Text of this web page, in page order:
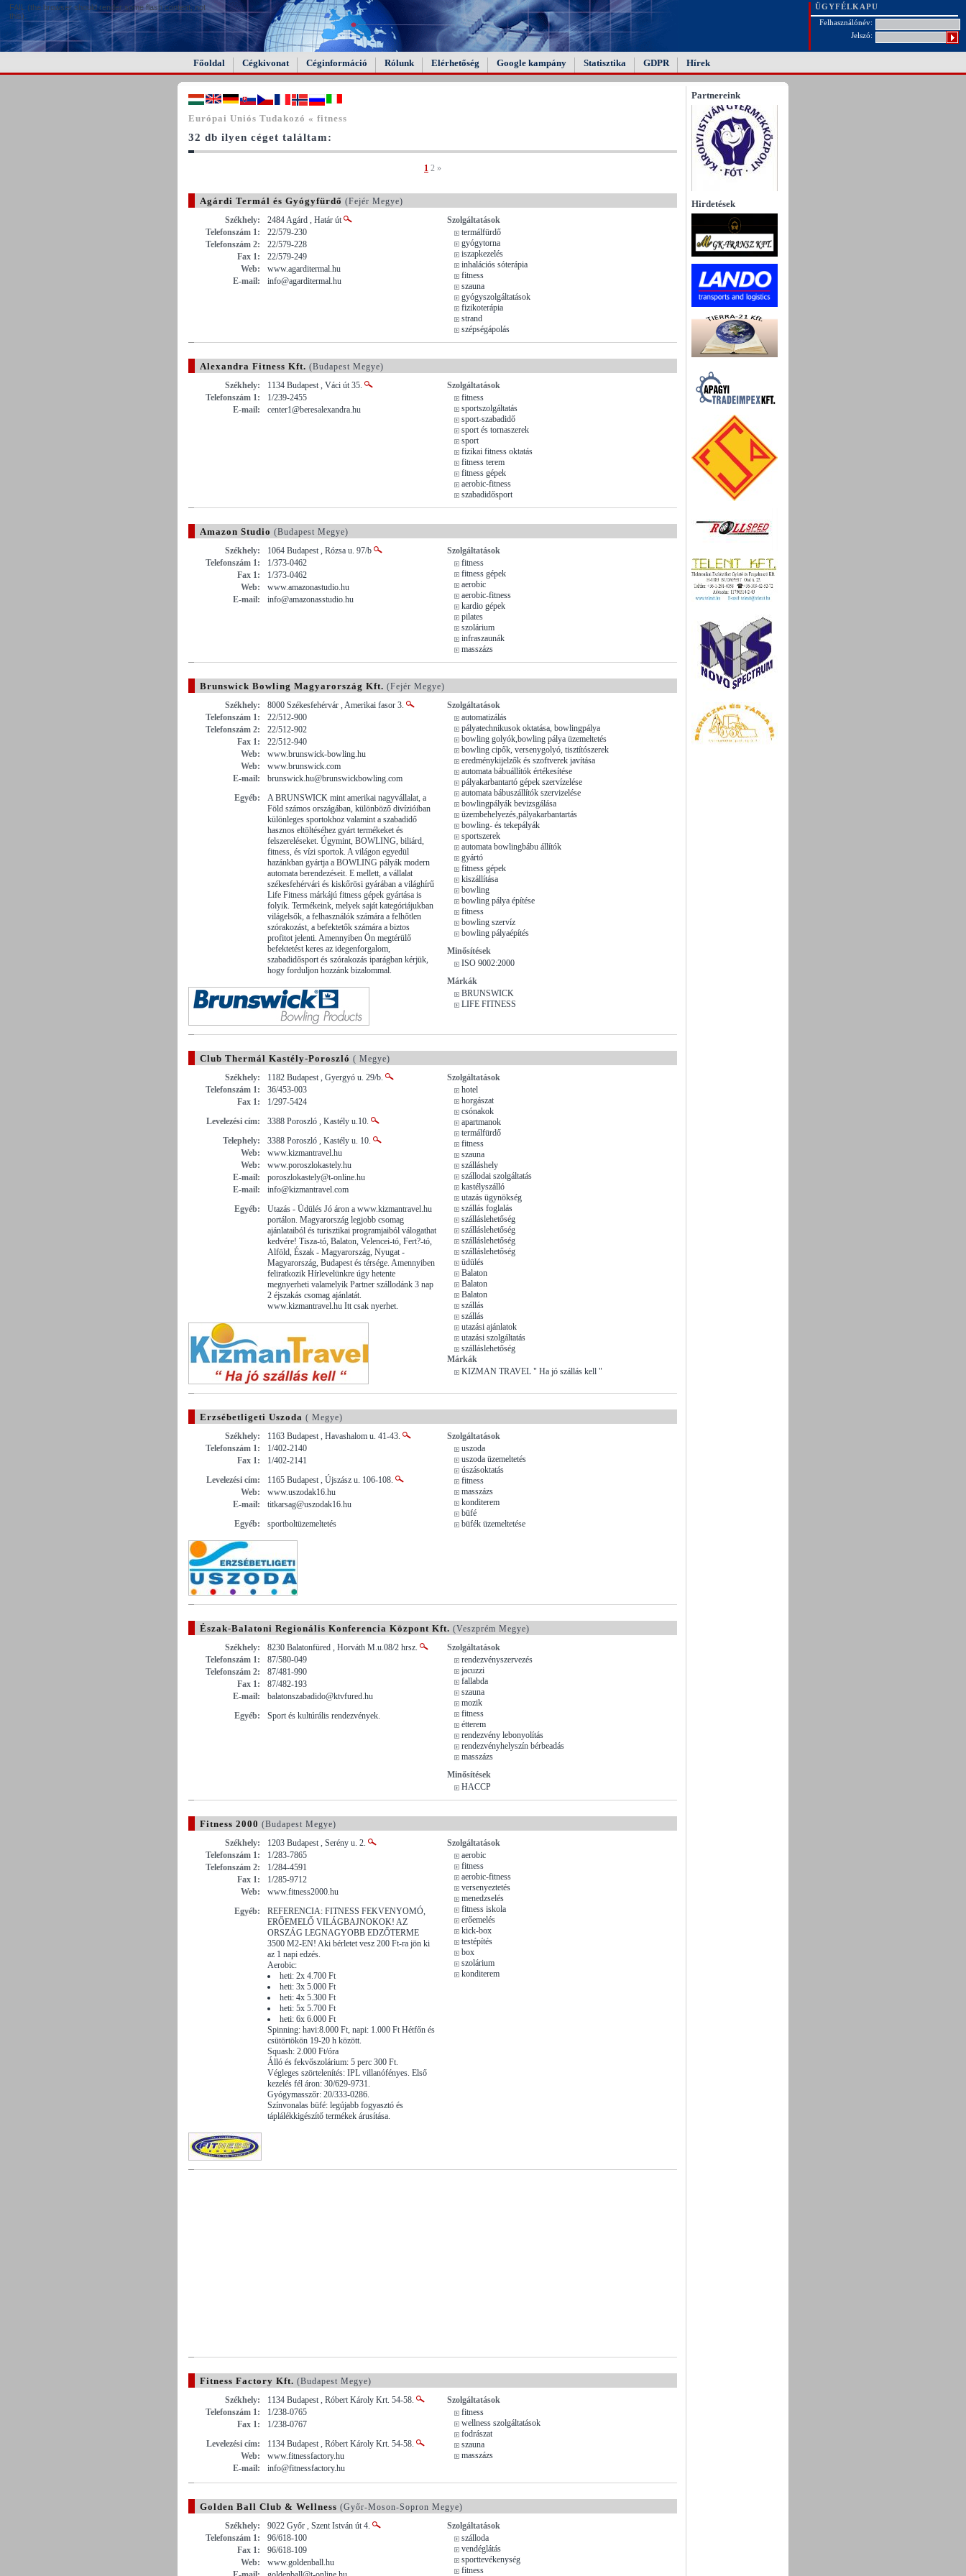
FAIL (the browser should render some flash content, not
this).
ÜGYFÉLKAPU
Felhasználónév:
Jelszó:
Főoldal Cégkivonat Céginformáció Rólunk Elérhetőség Google kampány Statisztika GDPR Hírek
Európai Uniós Tudakozó « fitness
32 db ilyen céget találtam:
1 2 »
Agárdi Termál és Gyógyfürdő (Fejér Megye)
Székhely:
2484 Agárd , Határ út
Telefonszám 1:
22/579-230
Telefonszám 2:
22/579-228
Fax 1:
22/579-249
Web:
www.agarditermal.hu
E-mail:
info@agarditermal.hu
Szolgáltatások
termálfürdő
gyógytorna
iszapkezelés
inhalációs sóterápia
fitness
szauna
gyógyszolgáltatások
fizikoterápia
strand
szépségápolás
Alexandra Fitness Kft. (Budapest Megye)
Székhely:
1134 Budapest , Váci út 35.
Telefonszám 1:
1/239-2455
E-mail:
center1@beresalexandra.hu
Szolgáltatások
fitness
sportszolgáltatás
sport-szabadidő
sport és tornaszerek
sport
fizikai fitness oktatás
fitness terem
fitness gépek
aerobic-fitness
szabadidősport
Amazon Studio (Budapest Megye)
Székhely:
1064 Budapest , Rózsa u. 97/b
Telefonszám 1:
1/373-0462
Fax 1:
1/373-0462
Web:
www.amazonastudio.hu
E-mail:
info@amazonasstudio.hu
Szolgáltatások
fitness
fitness gépek
aerobic
aerobic-fitness
kardio gépek
pilates
szolárium
infraszaunák
masszázs
Brunswick Bowling Magyarország Kft. (Fejér Megye)
Székhely:
8000 Székesfehérvár , Amerikai fasor 3.
Telefonszám 1:
22/512-900
Telefonszám 2:
22/512-902
Fax 1:
22/512-940
Web:
www.brunswick-bowling.hu
Web:
www.brunswick.com
E-mail:
brunswick.hu@brunswickbowling.com
Egyéb:
A BRUNSWICK mint amerikai nagyvállalat, a
Föld számos országában, különböző divízióiban
különleges sportokhoz valamint a szabadidő
hasznos eltöltéséhez gyárt termékeket és
felszereléseket. Úgymint, BOWLING, biliárd,
fitness, és vízi sportok. A világon egyedül
hazánkban gyártja a BOWLING pályák modern
automata berendezéseit. E mellett, a vállalat
székesfehérvári és kiskőrösi gyárában a világhírű
Life Fitness márkájú fitness gépek gyártása is
folyik. Termékeink, melyek saját kategóriájukban
világelsők, a felhasználók számára a felhőtlen
szórakozást, a befektetők számára a biztos
profitot jelenti. Amennyiben Ön megtérülő
befektetést keres az idegenforgalom,
szabadidősport és szórakozás iparágban kérjük,
hogy forduljon hozzánk bizalommal.
Szolgáltatások
automatizálás
pályatechnikusok oktatása, bowlingpálya
bowling golyók,bowling pálya üzemeltetés
bowling cipők, versenygolyó, tisztítószerek
eredménykijelzők és szoftverek javítása
automata bábuállítók értékesítése
pályakarbantartó gépek szervízelése
automata bábuszállítók szervizelése
bowlingpályák bevizsgálása
üzembehelyezés,pályakarbantartás
bowling- és tekepályák
sportszerek
automata bowlingbábu állítók
gyártó
fitness gépek
kiszállítása
bowling
bowling pálya építése
fitness
bowling szervíz
bowling pályaépítés
Minősítések
ISO 9002:2000
Márkák
BRUNSWICK
LIFE FITNESS
Club Thermál Kastély-Poroszló ( Megye)
Székhely:
1182 Budapest , Gyergyó u. 29/b.
Telefonszám 1:
36/453-003
Fax 1:
1/297-5424
Levelezési cím:
3388 Poroszló , Kastély u.10.
Telephely:
3388 Poroszló , Kastély u. 10.
Web:
www.kizmantravel.hu
Web:
www.poroszlokastely.hu
E-mail:
poroszlokastely@t-online.hu
E-mail:
info@kizmantravel.com
Egyéb:
Utazás - Üdülés Jó áron a www.kizmantravel.hu
portálon. Magyarország legjobb csomag
ajánlataiból és turisztikai programjaiból válogathat
kedvére! Tisza-tó, Balaton, Velencei-tó, Fert?-tó,
Alföld, Észak - Magyarország, Nyugat -
Magyarország, Budapest és térsége. Amennyiben
feliratkozik Hírlevelünkre úgy hetente
megnyerheti valamelyik Partner szállodánk 3 nap
2 éjszakás csomag ajánlatát.
www.kizmantravel.hu Itt csak nyerhet.
Szolgáltatások
hotel
horgászat
csónakok
apartmanok
termálfürdő
fitness
szauna
szálláshely
szállodai szolgáltatás
kastélyszálló
utazás ügynökség
szállás foglalás
szálláslehetőség
szálláslehetőség
szálláslehetőség
szálláslehetőség
üdülés
Balaton
Balaton
Balaton
szállás
szállás
utazási ajánlatok
utazási szolgáltatás
szálláslehetőség
Márkák
KIZMAN TRAVEL " Ha jó szállás kell "
Erzsébetligeti Uszoda ( Megye)
Székhely:
1163 Budapest , Havashalom u. 41-43.
Telefonszám 1:
1/402-2140
Fax 1:
1/402-2141
Levelezési cím:
1165 Budapest , Újszász u. 106-108.
Web:
www.uszodak16.hu
E-mail:
titkarsag@uszodak16.hu
Egyéb:
sportboltüzemeltetés
Szolgáltatások
uszoda
uszoda üzemeltetés
úszásoktatás
fitness
masszázs
konditerem
büfé
büfék üzemeltetése
Észak-Balatoni Regionális Konferencia Központ Kft. (Veszprém Megye)
Székhely:
8230 Balatonfüred , Horváth M.u.08/2 hrsz.
Telefonszám 1:
87/580-049
Telefonszám 2:
87/481-990
Fax 1:
87/482-193
E-mail:
balatonszabadido@ktvfured.hu
Egyéb:
Sport és kultúrális rendezvények.
Szolgáltatások
rendezvényszervezés
jacuzzi
fallabda
szauna
mozik
fitness
étterem
rendezvény lebonyolítás
rendezvényhelyszín bérbeadás
masszázs
Minősítések
HACCP
Fitness 2000 (Budapest Megye)
Székhely:
1203 Budapest , Serény u. 2.
Telefonszám 1:
1/283-7865
Telefonszám 2:
1/284-4591
Fax 1:
1/285-9712
Web:
www.fitness2000.hu
Egyéb:
REFERENCIA: FITNESS FEKVENYOMÓ,
ERŐEMELŐ VILÁGBAJNOKOK! AZ
ORSZÁG LEGNAGYOBB EDZŐTERME
3500 M2-EN! Aki bérletet vesz 200 Ft-ra jön ki
az 1 napi edzés.
Aerobic:
heti: 2x 4.700 Ft
heti: 3x 5.000 Ft
heti: 4x 5.300 Ft
heti: 5x 5.700 Ft
heti: 6x 6.000 Ft
Spinning: havi:8.000 Ft, napi: 1.000 Ft Hétfőn és
csütörtökön 19-20 h között.
Squash: 2.000 Ft/óra
Álló és fekvőszolárium: 5 perc 300 Ft.
Végleges szörtelenítés: IPL villanófényes. Első
kezelés fél áron: 30/629-9731.
Gyógymasszőr: 20/333-0286.
Színvonalas büfé: legújabb fogyasztó és
táplálékkigészítő termékek árusítása.
Szolgáltatások
aerobic
fitness
aerobic-fitness
versenyeztetés
menedzselés
fitness iskola
erőemelés
kick-box
testépítés
box
szolárium
konditerem
Fitness Factory Kft. (Budapest Megye)
Székhely:
1134 Budapest , Róbert Károly Krt. 54-58.
Telefonszám 1:
1/238-0765
Fax 1:
1/238-0767
Levelezési cím:
1134 Budapest , Róbert Károly Krt. 54-58.
Web:
www.fitnessfactory.hu
E-mail:
info@fitnessfactory.hu
Szolgáltatások
fitness
wellness szolgáltatások
fodrászat
szauna
masszázs
Golden Ball Club & Wellness (Győr-Moson-Sopron Megye)
Székhely:
9022 Győr , Szent István út 4.
Telefonszám 1:
96/618-100
Fax 1:
96/618-109
Web:
www.goldenball.hu
Szolgáltatások
szálloda
vendéglátás
sporttevékenység
fitness
Partnereink
Hirdetések